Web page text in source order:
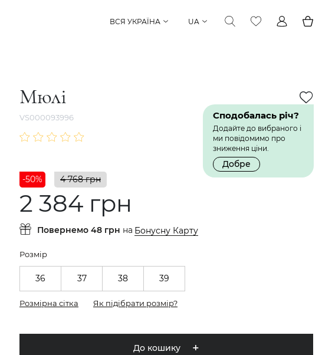
ВСЯ УКРАЇНА UA
Мюлі
VS000093996 Сподобалась річ?
Додайте до вибраного і
ми повідомимо про
зниження ціни.
Добре
-50%
4 768 грн
2 384 грн
Повернемо 48 грн на Бонусну Карту
Розмір
36 37 38 39
Розмірна сітка Як підібрати розмір?
До кошику